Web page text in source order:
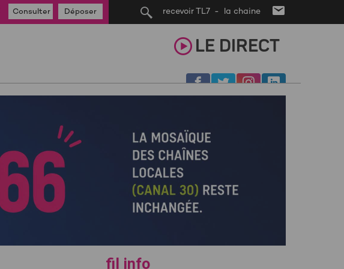
recevoir TL7 - la chaine
Consulter Déposer
LE DIRECT
fil info